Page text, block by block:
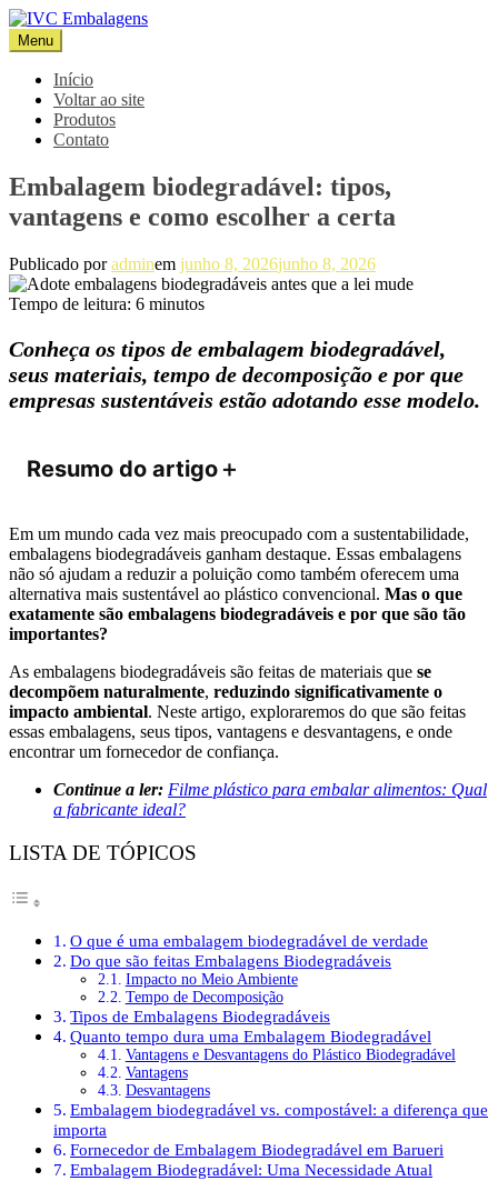
Pular
para
o
conteúdo
IVC Embalagens
Blog IVC
Menu
Início
Voltar ao site
Produtos
Contato
Embalagem biodegradável: tipos,
vantagens e como escolher a certa
Publicado poradminem junho 8, 2026junho 8, 2026
Tempo de leitura: 6 minutos
Conheça os tipos de embalagem biodegradável,
seus materiais, tempo de decomposição e por que
empresas sustentáveis estão adotando esse modelo.
Resumo do artigo＋
Em um mundo cada vez mais preocupado com a sustentabilidade,
embalagens biodegradáveis ganham destaque. Essas embalagens
não só ajudam a reduzir a poluição como também oferecem uma
alternativa mais sustentável ao plástico convencional. Mas o que
exatamente são embalagens biodegradáveis e por que são tão
importantes?
As embalagens biodegradáveis são feitas de materiais que se
decompõem naturalmente, reduzindo significativamente o
impacto ambiental. Neste artigo, exploraremos do que são feitas
essas embalagens, seus tipos, vantagens e desvantagens, e onde
encontrar um fornecedor de confiança.
Continue a ler: Filme plástico para embalar alimentos: Qual
a fabricante ideal?
LISTA DE TÓPICOS
O que é uma embalagem biodegradável de verdade
Do que são feitas Embalagens Biodegradáveis
Impacto no Meio Ambiente
Tempo de Decomposição
Tipos de Embalagens Biodegradáveis
Quanto tempo dura uma Embalagem Biodegradável
Vantagens e Desvantagens do Plástico Biodegradável
Vantagens
Desvantagens
Embalagem biodegradável vs. compostável: a diferença que
importa
Fornecedor de Embalagem Biodegradável em Barueri
Embalagem Biodegradável: Uma Necessidade Atual